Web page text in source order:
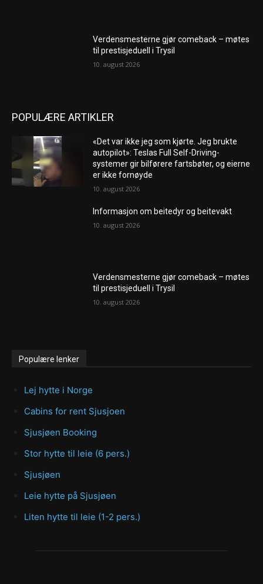
Verdensmesterne gjør comeback – møtes
til prestisjeduell i Trysil
10. august 2026
POPULÆRE ARTIKLER
«Det var ikke jeg som kjørte. Jeg brukte
autopilot»: Teslas Full Self-Driving-
systemer gir bilførere fartsbøter, og eierne
er ikke fornøyde
10. august 2026
Informasjon om beitedyr og beitevakt
10. august 2026
Verdensmesterne gjør comeback – møtes
til prestisjeduell i Trysil
10. august 2026
Populære lenker
Lej hytte i Norge
Cabins for rent Sjusjoen
Sjusjøen Booking
Stor hytte til leie (6 pers.)
Sjusjøen
Leie hytte på Sjusjøen
Liten hytte til leie (1-2 pers.)